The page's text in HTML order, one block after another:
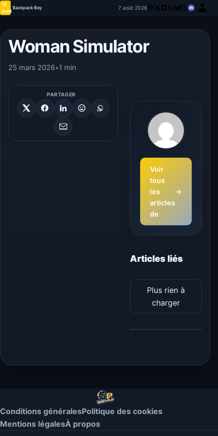
10
Août
Backpack Boy 7 août 2026
Woman Simulator
25 mars 2026•1 min
PARTAGER
Voir
tous
les
articles
de
→
Articles liés
Plus rien à
charger
Conditions généralesPolitique des cookies
Mentions légalesÀ propos